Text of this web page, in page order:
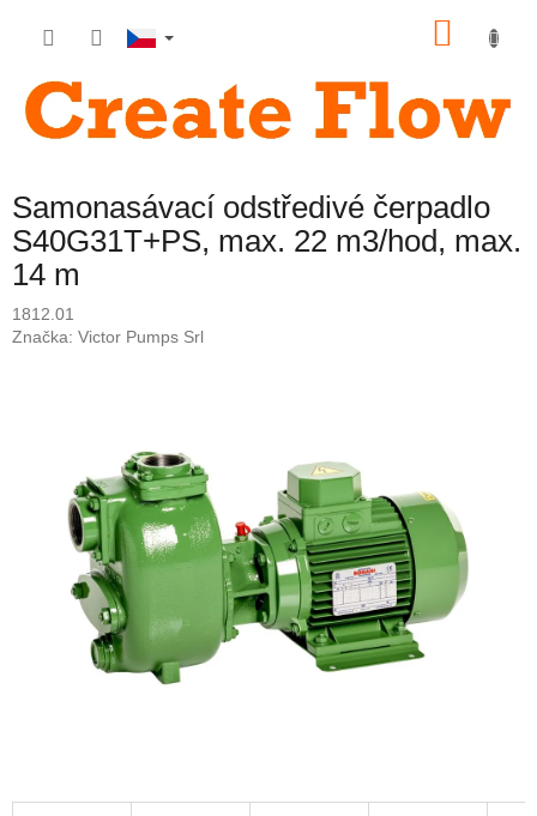
Samonasávací odstředivé čerpadlo
S40G31T+PS, max. 22 m3/hod, max.
14 m
1812.01
Značka: Victor Pumps Srl